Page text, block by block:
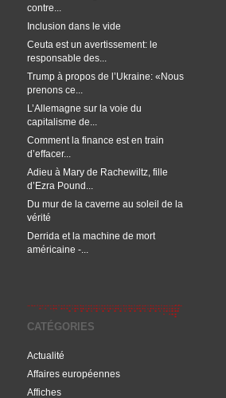
contre...
Inclusion dans le vide
Ceuta est un avertissement: le
responsable des...
Trump à propos de l’Ukraine: «Nous
prenons ce...
L’Allemagne sur la voie du
capitalisme de...
Comment la finance est en train
d’effacer...
Adieu à Mary de Rachewiltz, fille
d’Ezra Pound...
Du mur de la caverne au soleil de la
vérité
Derrida et la machine de mort
américaine -...
CATÉGORIES
Actualité
Affaires européennes
Affiches